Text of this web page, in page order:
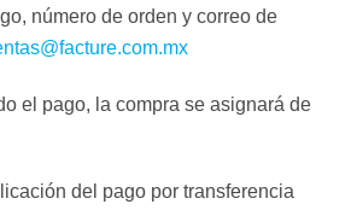
número de orden y correo de
el pago, la compra se asignará de
del pago por transferencia